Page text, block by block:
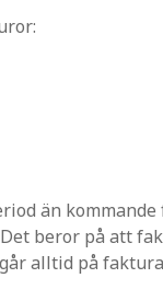
än
beror på att
alltid på